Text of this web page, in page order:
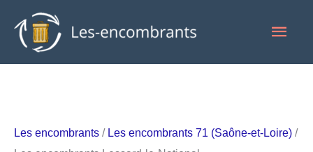
contenu
Les encombrants / Les encombrants 71 (Saône-et-Loire) /